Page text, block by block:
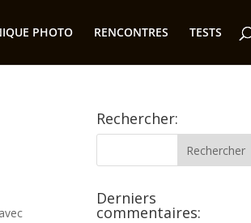
PHOTO RENCONTRES TESTS
Rechercher:
Derniers
commentaires: